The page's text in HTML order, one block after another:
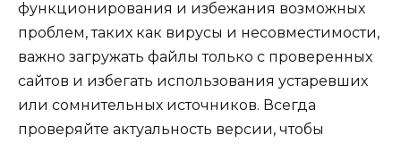
функционирования и избежания возможных
проблем, таких как вирусы и несовместимости,
важно загружать файлы только с проверенных
сайтов и избегать использования устаревших
или сомнительных источников. Всегда
проверяйте актуальность версии, чтобы